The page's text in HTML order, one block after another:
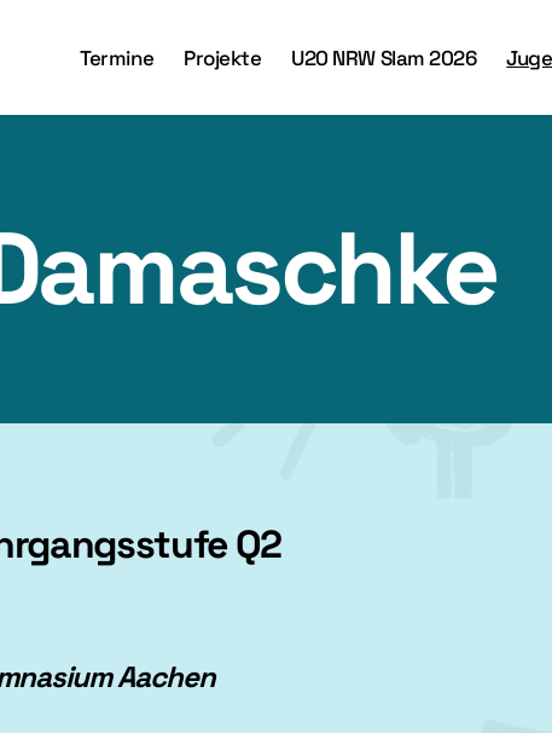
Termine Projekte U20 NRW Slam 2026
Q2
Aachen